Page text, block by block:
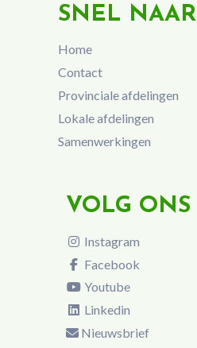
SNEL NAAR
Home
Contact
Provinciale afdelingen
Lokale afdelingen
Samenwerkingen
VOLG ONS
Instagram
Facebook
Youtube
Linkedin
Nieuwsbrief